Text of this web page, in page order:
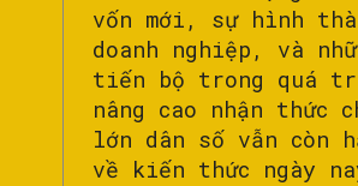
vốn mới, sự hình
doanh nghiệp, và
tiến bộ trong quá
nâng cao nhận thức
lớn dân số vẫn còn
về kiến ​​thức ngày